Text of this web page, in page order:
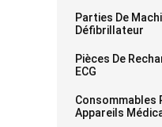
Parties De
Défibrillateur
Pièces De
ECG
Consommables
Appareils